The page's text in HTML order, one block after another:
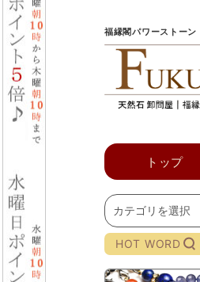
福縁閣パワーストーン
トップ
HOT WORD